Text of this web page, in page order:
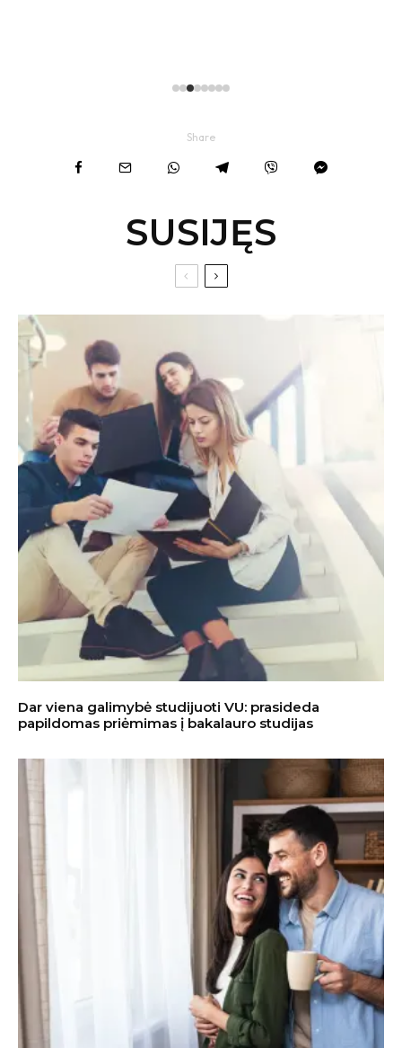
Share
SUSIJĘS
Dar viena galimybė studijuoti VU: prasideda
papildomas priėmimas į bakalauro studijas